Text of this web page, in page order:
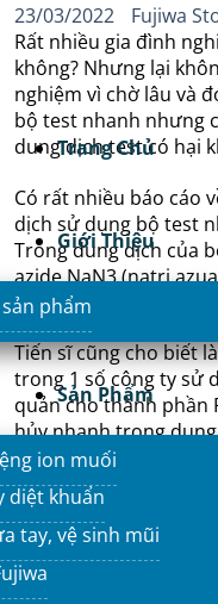
Trang Chủ
Giới Thiệu
phẩm
Sản Phẩm
ion muối
diệt khuẩn
tay, vệ sinh mũi
23/03/2022
Fujiwa
Rất nhiều gia đình
không? Nhưng lại
nghiệm vì chờ lâu và
bộ test nhanh nhưng
dung dịch test có hại
Có rất nhiều báo cáo
dịch sử dụng bộ test
Trong dung dịch của
azide NaN3 (natri
không mùi, có tính
Tiến sĩ cũng cho biết
trong 1 số công ty sử
quản cho thành phần
hủy nhanh trong
chất NaN3 mà còn
phosphate, Pro-Clin
như các chất dung
nguy cơ gây độc khi
phản ứng dị ứng, gây
ứng nào nữa (trừ